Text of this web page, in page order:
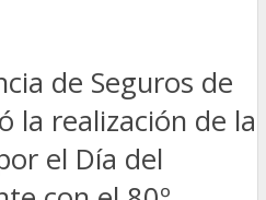
de Seguros de
la realización de la
el Día del